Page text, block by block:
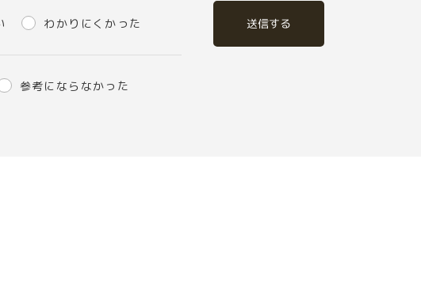
わかりにくかった
参考にならなかった
送信する